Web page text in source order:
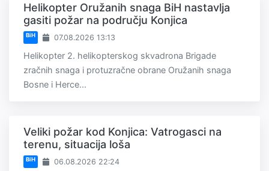
Helikopter Oružanih snaga BiH nastavlja
gasiti požar na području Konjica
BiH 07.08.2026 13:13
Helikopter 2. helikopterskog skvadrona Brigade
zračnih snaga i protuzračne obrane Oružanih snaga
Bosne i Herce...
Veliki požar kod Konjica: Vatrogasci na
terenu, situacija loša
BiH 06.08.2026 22:24